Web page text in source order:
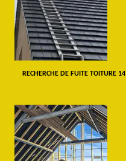
RECHERCHE DE FUITE TOITURE 14